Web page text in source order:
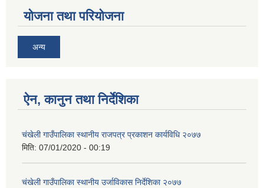
योजना तथा परियोजना
अन्य
ऐन, कानुन तथा निर्देशिका
चंखेली गाउँपालिका स्थानीय राजपत्र प्रकाशन कार्यविधि २०७७
मिति: 07/01/2020 - 00:19
चंखेली गाउँपालिका स्थानीय उर्जाविकास निर्देशिका २०७७